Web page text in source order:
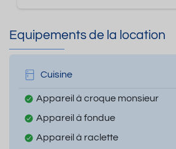
Equipements de la location
Cuisine
Appareil à croque monsieur
Appareil à fondue
Appareil à raclette